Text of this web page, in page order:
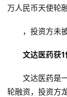
万人民币天使轮
，投资方未
文达医药获
文达医药是
轮融资，投资方